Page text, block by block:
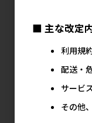
■ 主な改定
利用規
配送・
サービ
その他